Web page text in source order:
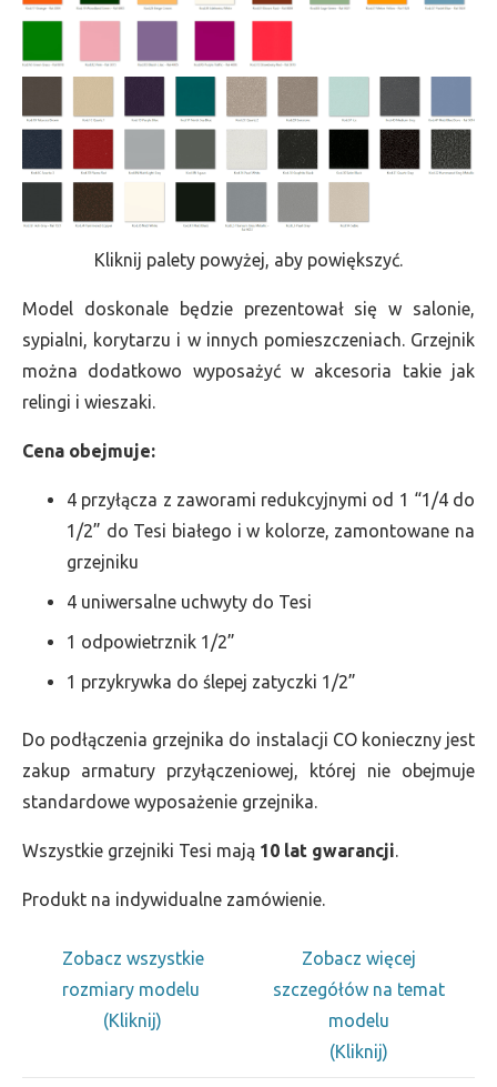
Kliknij palety powyżej, aby powiększyć.
Model doskonale będzie prezentował się w salonie,
sypialni, korytarzu i w innych pomieszczeniach. Grzejnik
można dodatkowo wyposażyć w akcesoria takie jak
relingi i wieszaki.
Cena obejmuje:
4 przyłącza z zaworami redukcyjnymi od 1 “1/4 do
1/2” do Tesi białego i w kolorze, zamontowane na
grzejniku
4 uniwersalne uchwyty do Tesi
1 odpowietrznik 1/2”
1 przykrywka do ślepej zatyczki 1/2”
Do podłączenia grzejnika do instalacji CO konieczny jest
zakup armatury przyłączeniowej, której nie obejmuje
standardowe wyposażenie grzejnika.
Wszystkie grzejniki Tesi mają 10 lat gwarancji.
Produkt na indywidualne zamówienie.
Zobacz wszystkie
rozmiary modelu
(Kliknij)
Zobacz więcej
szczegółów na temat
modelu
(Kliknij)